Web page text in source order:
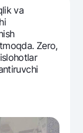
va
Zеro,